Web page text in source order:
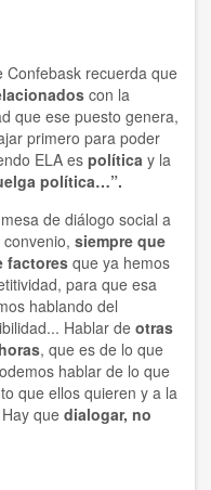
Confebask recuerda que
con la
que ese puesto genera,
primero para poder
ELA es política y la
política…”.
de diálogo social a
siempre que
factores que ya hemos
para que esa
hablando del
Hablar de otras
, que es de lo que
hablar de lo que
que ellos quieren y a la
que dialogar, no